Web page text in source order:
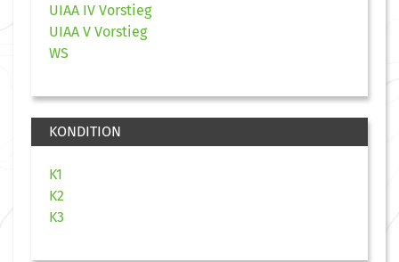
UIAA IV Vorstieg
UIAA V Vorstieg
WS
KONDITION
K1
K2
K3